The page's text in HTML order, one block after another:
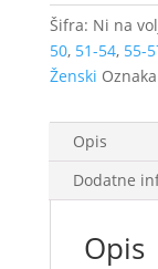
(različne
barve)
količina
Šifra: Ni na
50, 51-54, 55-
Ženski
Opis
Dodatne
Opis